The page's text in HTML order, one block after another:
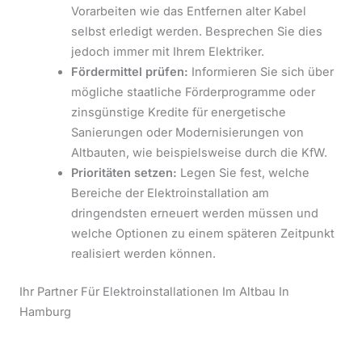
Vorarbeiten wie das Entfernen alter Kabel
selbst erledigt werden. Besprechen Sie dies
jedoch immer mit Ihrem Elektriker.
Fördermittel prüfen: Informieren Sie sich über
mögliche staatliche Förderprogramme oder
zinsgünstige Kredite für energetische
Sanierungen oder Modernisierungen von
Altbauten, wie beispielsweise durch die KfW.
Prioritäten setzen: Legen Sie fest, welche
Bereiche der Elektroinstallation am
dringendsten erneuert werden müssen und
welche Optionen zu einem späteren Zeitpunkt
realisiert werden können.
Ihr Partner Für Elektroinstallationen Im Altbau In
Hamburg